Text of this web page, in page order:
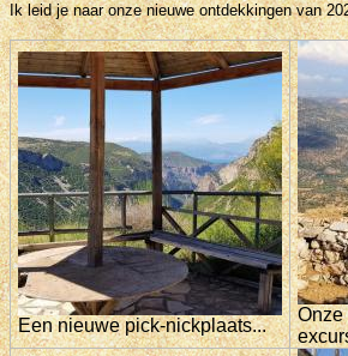
Ik leid je naar onze nieuwe ontdekkingen van
Een nieuwe pick-nickplaats...
Onze